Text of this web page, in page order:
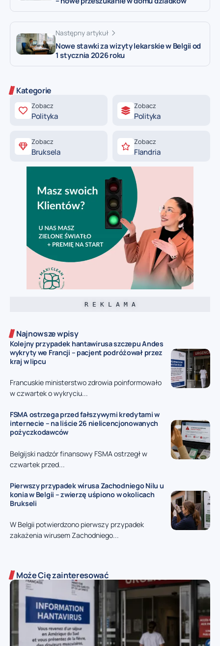
Następny artykuł
Nowe stawki za wizyty lekarskie w Belgii od
1 stycznia 2026 roku
Kategorie
Zobacz
Polityka
Zobacz
Polityka
Zobacz
Bruksela
Zobacz
Flandria
R E K L A M A
Najnowsze wpisy
Kolejny przypadek hantawirusa szczepu Andes
wykryty we Francji – pacjent podróżował przez
kraj w lipcu
Francuskie ministerstwo zdrowia poinformowało
w czwartek o wykryciu...
FSMA ostrzega przed fałszywymi kredytami w
internecie – na liście 26 nielicencjonowanych
pożyczkodawców
Belgijski nadzór finansowy FSMA ostrzegł w
czwartek przed...
Pierwszy przypadek wirusa Zachodniego Nilu u
konia w Belgii – zwierzę uśpiono w okolicach
Brukseli
W Belgii potwierdzono pierwszy przypadek
zakażenia wirusem Zachodniego...
Może Cię zainteresować